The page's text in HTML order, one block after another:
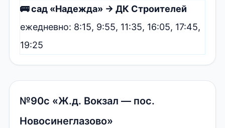
🚌 сад «Надежда» → ДК Строителей
ежедневно: 8:15, 9:55, 11:35, 16:05, 17:45,
19:25
№90с «Ж.д. Вокзал — пос.
Новосинеглазово»